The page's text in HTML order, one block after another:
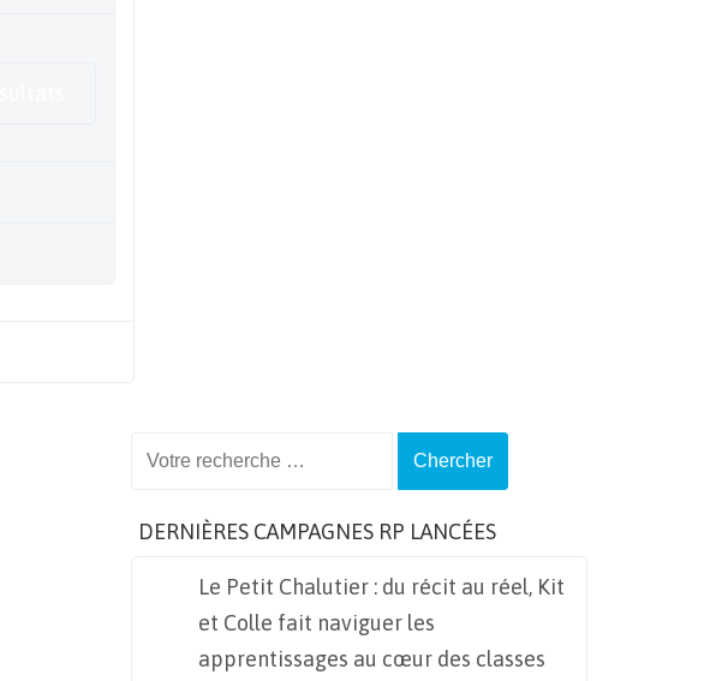
DERNIÈRES CAMPAGNES RP LANCÉES
Le Petit Chalutier : du récit au réel, Kit
et Colle fait naviguer les
apprentissages au cœur des classes